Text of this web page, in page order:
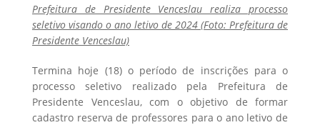
Prefeitura de Presidente Venceslau realiza processo
seletivo visando o ano letivo de 2024 (Foto: Prefeitura de
Presidente Venceslau)
Termina hoje (18) o período de inscrições para o
processo seletivo realizado pela Prefeitura de
Presidente Venceslau, com o objetivo de formar
cadastro reserva de professores para o ano letivo de